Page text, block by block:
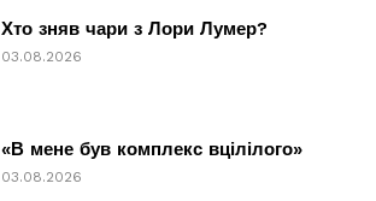
Хто зняв чари з Лори Лумер?
03.08.2026
«В мене був комплекс вцілілого»
03.08.2026